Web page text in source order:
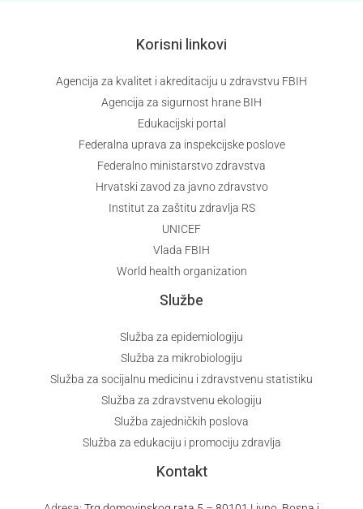
Korisni linkovi
Agencija za kvalitet i akreditaciju u zdravstvu FBIH
Agencija za sigurnost hrane BIH
Edukacijski portal
Federalna uprava za inspekcijske poslove
Federalno ministarstvo zdravstva
Hrvatski zavod za javno zdravstvo
Institut za zaštitu zdravlja RS
UNICEF
Vlada FBIH
World health organization
Službe
Služba za epidemiologiju
Služba za mikrobiologiju
Služba za socijalnu medicinu i zdravstvenu statistiku
Služba za zdravstvenu ekologiju
Služba zajedničkih poslova
Služba za edukaciju i promociju zdravlja
Kontakt